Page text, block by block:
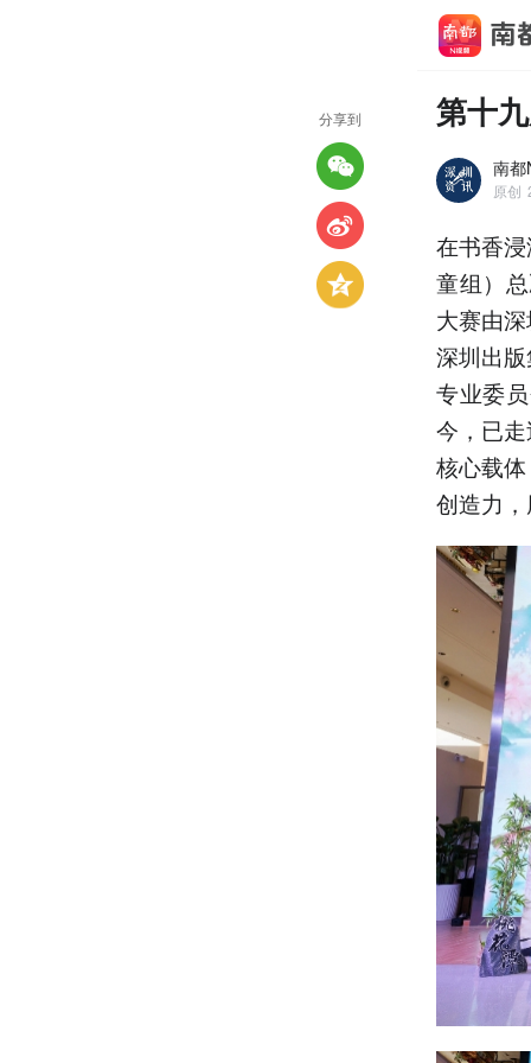
第十
南都
原创
在书香
童组）
大赛由
深圳出
专业委
今，已
核心载
创造力
分享到